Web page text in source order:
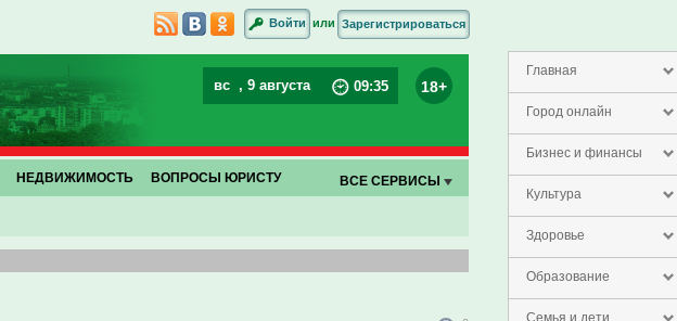
Главная
Город онлайн
Бизнес и финансы
Культура
Здоровье
Образование
Семья и дети
Войти или Зарегистрироваться
вс , 9 августа 09:35 18+
НЕДВИЖИМОСТЬ ВОПРОСЫ ЮРИСТУ ВСЕ СЕРВИСЫ